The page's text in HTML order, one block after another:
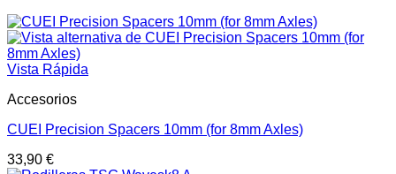
Vista Rápida
Accesorios
CUEI Precision Spacers 10mm (for 8mm Axles)
33,90 €